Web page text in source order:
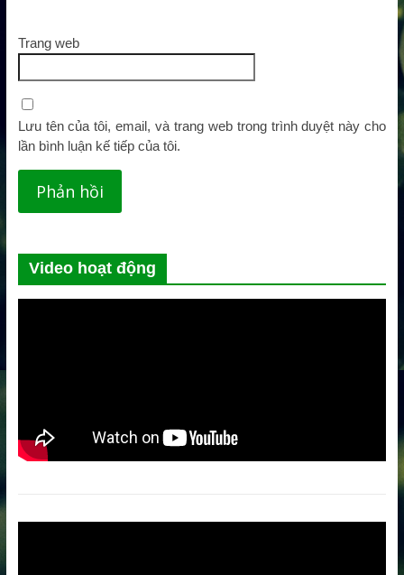
Trang web
Lưu tên của tôi, email, và trang web trong trình duyệt này cho
lần bình luận kế tiếp của tôi.
Video hoạt động